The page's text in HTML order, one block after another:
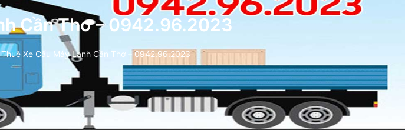
Cần Thơ – 0942.96.2023
Thuê Xe Cẩu Máy Lạnh Cần Thơ – 0942.96.2023